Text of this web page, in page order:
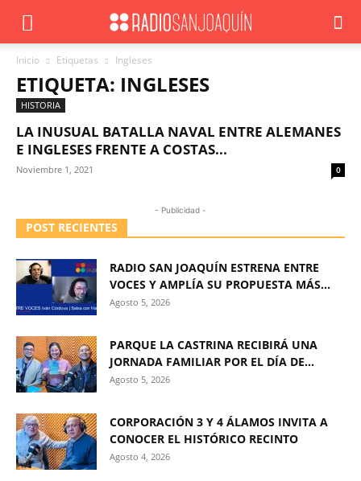
Inicio Etiquetas Ingleses
ETIQUETA: INGLESES
HISTORIA
LA INUSUAL BATALLA NAVAL ENTRE ALEMANES
E INGLESES FRENTE A COSTAS...
Noviembre 1, 2021 0
- Publicidad -
POST RECIENTES
RADIO SAN JOAQUÍN ESTRENA ENTRE
VOCES Y AMPLÍA SU PROPUESTA MÁS...
Agosto 5, 2026
PARQUE LA CASTRINA RECIBIRÁ UNA
JORNADA FAMILIAR POR EL DÍA DE...
Agosto 5, 2026
CORPORACIÓN 3 Y 4 ÁLAMOS INVITA A
CONOCER EL HISTÓRICO RECINTO
Agosto 4, 2026